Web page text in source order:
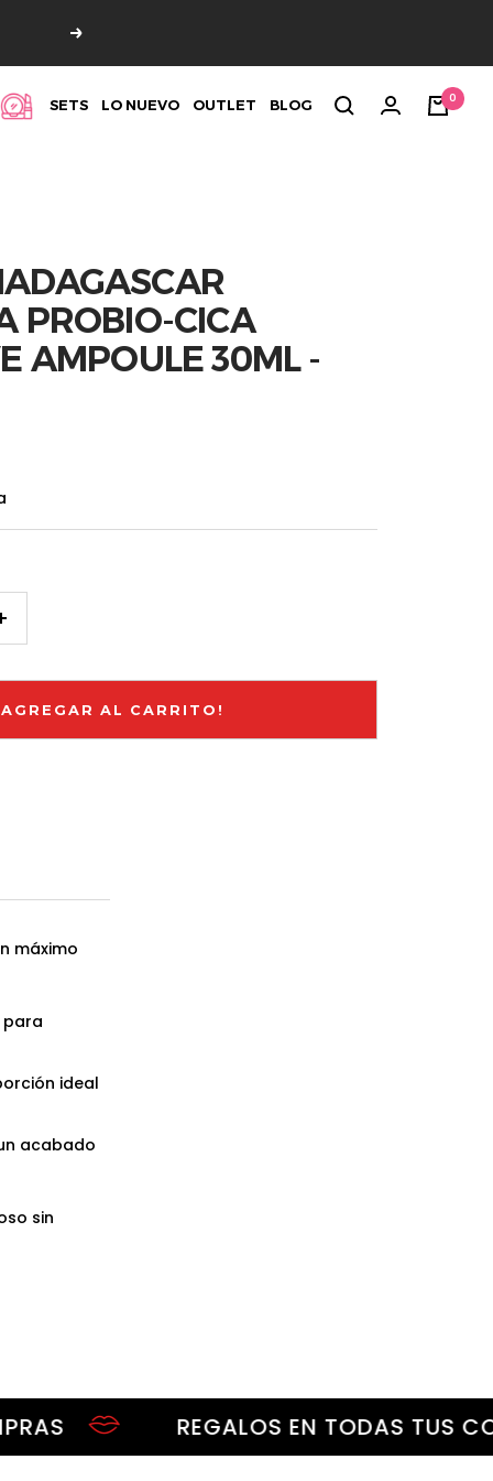
Siguiente
SETS LO NUEVO OUTLET BLOG 0
PROBIO-CICA
AMPOULE 30ML -
Aumentar
AL CARRITO!
máximo
para
ideal
acabado
sin
REGALOS EN TODAS TUS